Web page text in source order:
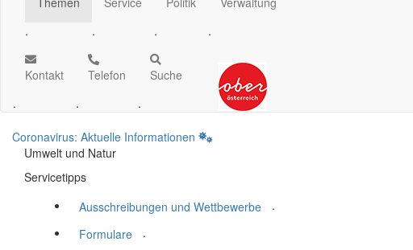
.
.
.
.
Kontakt
.
Telefon
.
Suche
.
Coronavirus: Aktuelle Informationen
Umwelt und Natur
Servicetipps
Ausschreibungen und Wettbewerbe
.
Formulare
.